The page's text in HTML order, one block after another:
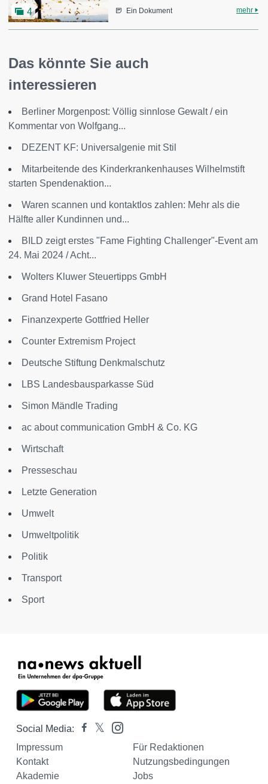
4 Ein Dokument mehr
Das könnte Sie auch
interessieren
Berliner Morgenpost: Völlig sinnlose Gewalt / ein
Kommentar von Wolfgang...
DEZENT KF: Universalgenie mit Stil
Mitarbeitende des Kinderkrankenhauses Wilhelmstift
starten Spendenaktion...
Waren scannen und kontaktlos zahlen: Mehr als die
Hälfte aller Kundinnen und...
BILD zeigt erstes "Fame Fighting Challenger"-Event am
24. Mai 2024 / Acht...
Wolters Kluwer Steuertipps GmbH
Grand Hotel Fasano
Finanzexperte Gottfried Heller
Counter Extremism Project
Deutsche Stiftung Denkmalschutz
LBS Landesbausparkasse Süd
Simon Mändle Trading
ac about communication GmbH & Co. KG
Wirtschaft
Presseschau
Letzte Generation
Umwelt
Umweltpolitik
Politik
Transport
Sport
Social Media:
Impressum
Für Redaktionen
Kontakt
Nutzungsbedingungen
Akademie
Jobs